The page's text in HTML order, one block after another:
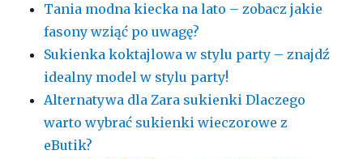
Tania modna kiecka na lato – zobacz jakie
fasony wziąć po uwagę?
Sukienka koktajlowa w stylu party – znajdź
idealny model w stylu party!
Alternatywa dla Zara sukienki Dlaczego
warto wybrać sukienki wieczorowe z
eButik?